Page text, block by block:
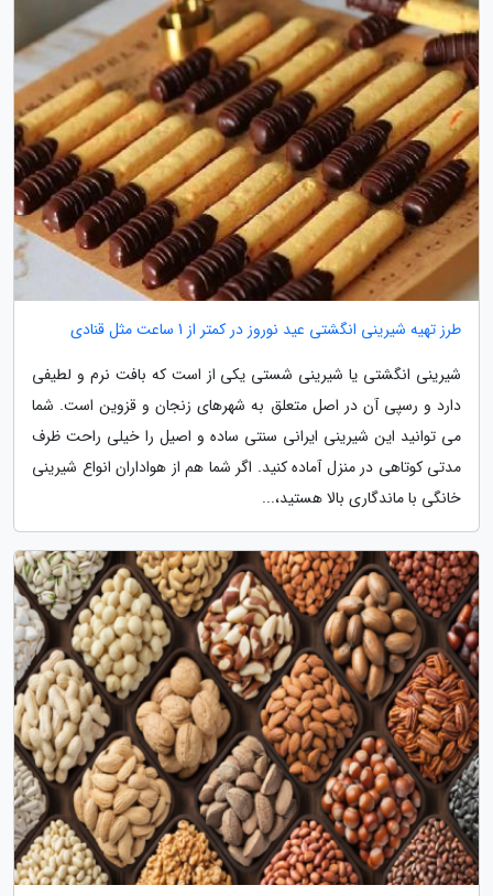
طرز تهیه شیرینی انگشتی عید نوروز در کمتر از 1 ساعت مثل قنادی
شیرینی انگشتی یا شیرینی شستی یکی از است که بافت نرم و لطیفی
دارد و رسپی آن در اصل متعلق به شهرهای زنجان و قزوین است. شما
می توانید این شیرینی ایرانی سنتی ساده و اصیل را خیلی راحت ظرف
مدتی کوتاهی در منزل آماده کنید. اگر شما هم از هواداران انواع شیرینی
خانگی با ماندگاری بالا هستید،...